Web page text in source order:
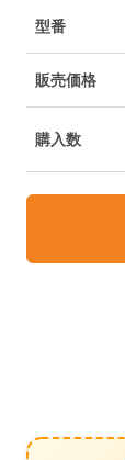
型番
販売価格
購入数